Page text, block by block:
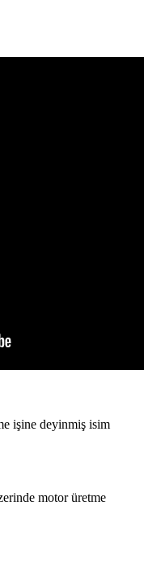
işine deyinmiş isim
motor üretme